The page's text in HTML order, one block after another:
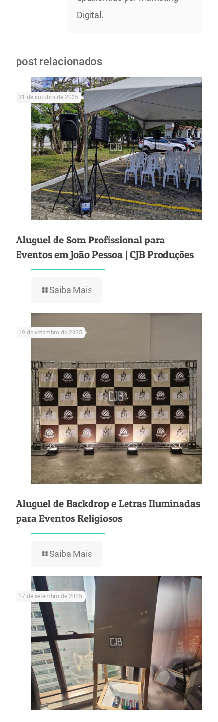
Digital.
post relacionados
31 de outubro de 2025
Aluguel de Som Profissional para
Eventos em João Pessoa | CJB Produções
Saiba Mais
19 de setembro de 2025
Aluguel de Backdrop e Letras Iluminadas
para Eventos Religiosos
Saiba Mais
17 de setembro de 2025